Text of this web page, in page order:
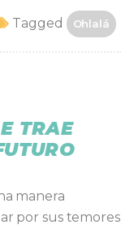
Tagged Ohlalá
TRAE
manera
por sus temores